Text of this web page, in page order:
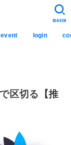
event login
SEARCH
区切る【推